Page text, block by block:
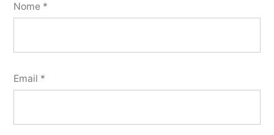
Nome *
Email *